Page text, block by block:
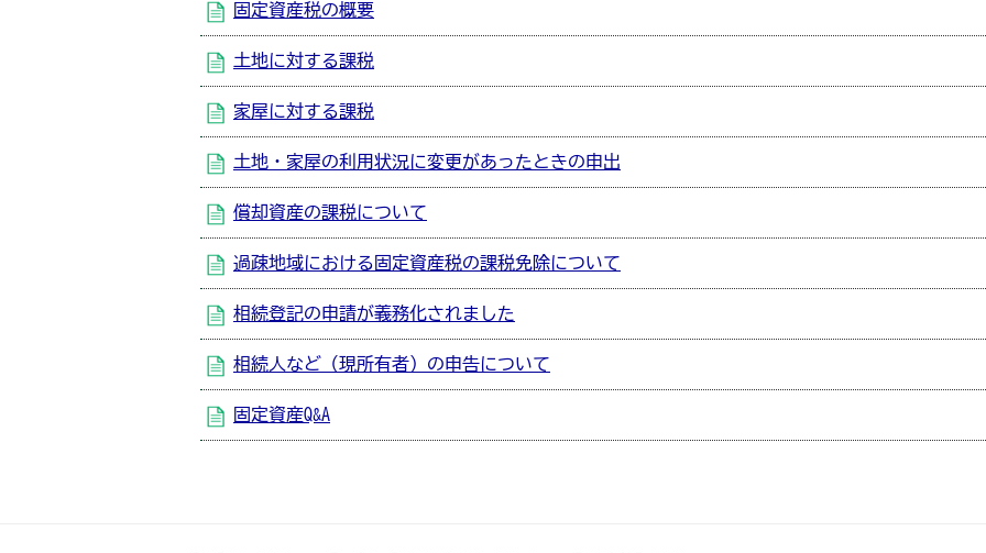
固定資産税の概要
土地に対する課税
家屋に対する課税
土地・家屋の利用状況に変更があったときの申出
償却資産の課税について
過疎地域における固定資産税の課税免除について
相続登記の申請が義務化されました
相続人など（現所有者）の申告について
固定資産Q&A